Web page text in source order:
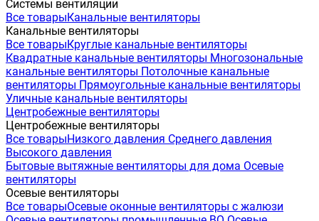
Системы вентиляции
Все товарыКанальные вентиляторы
Канальные вентиляторы
Все товарыКруглые канальные вентиляторы
Квадратные канальные вентиляторы Многозональные
канальные вентиляторы Потолочные канальные
вентиляторы Прямоугольные канальные вентиляторы
Уличные канальные вентиляторы
Центробежные вентиляторы
Центробежные вентиляторы
Все товарыНизкого давления Среднего давления
Высокого давления
Бытовые вытяжные вентиляторы для дома Осевые
вентиляторы
Осевые вентиляторы
Все товарыОсевые оконные вентиляторы с жалюзи